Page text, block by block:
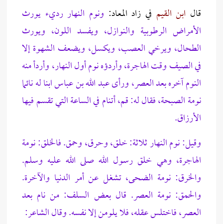
قال ابن القيم في زاد المعاد: ونوم النهار رديء يورث
الأمراض الرطوبية والنوازل، ويفسد اللون، ويورث
الطحال، ويرخي العصب، ويكسل، ويضعف الشهوة إلا
في الصيف وقت الهاجرة، وأردؤه نوم أول النهار، وأردأ منه
النوم آخره بعد العصر، ورأى عبد الله بن عباس ابنا له نائما
نومة الصبحة، فقال له: قم، أتنام في الساعة التي تقسم فيها
الأرزاق.
وقيل: نوم النهار ثلاثة: خلق، وحرق، وحمق. فالخلق: نومة
الهاجرة، وهي خلق رسول الله صلى الله عليه وسلم.
والخرق: نومة الضحى، تشغل عن أمر الدنيا والآخرة.
والحمق: نومة العصر. قال بعض السلف: من نام بعد
العصر، فاختلس عقله، فلا يلومن إلا نفسه. وقال الشاعر: